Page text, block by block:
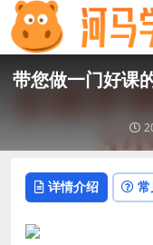
带您做一门好课
详情介绍